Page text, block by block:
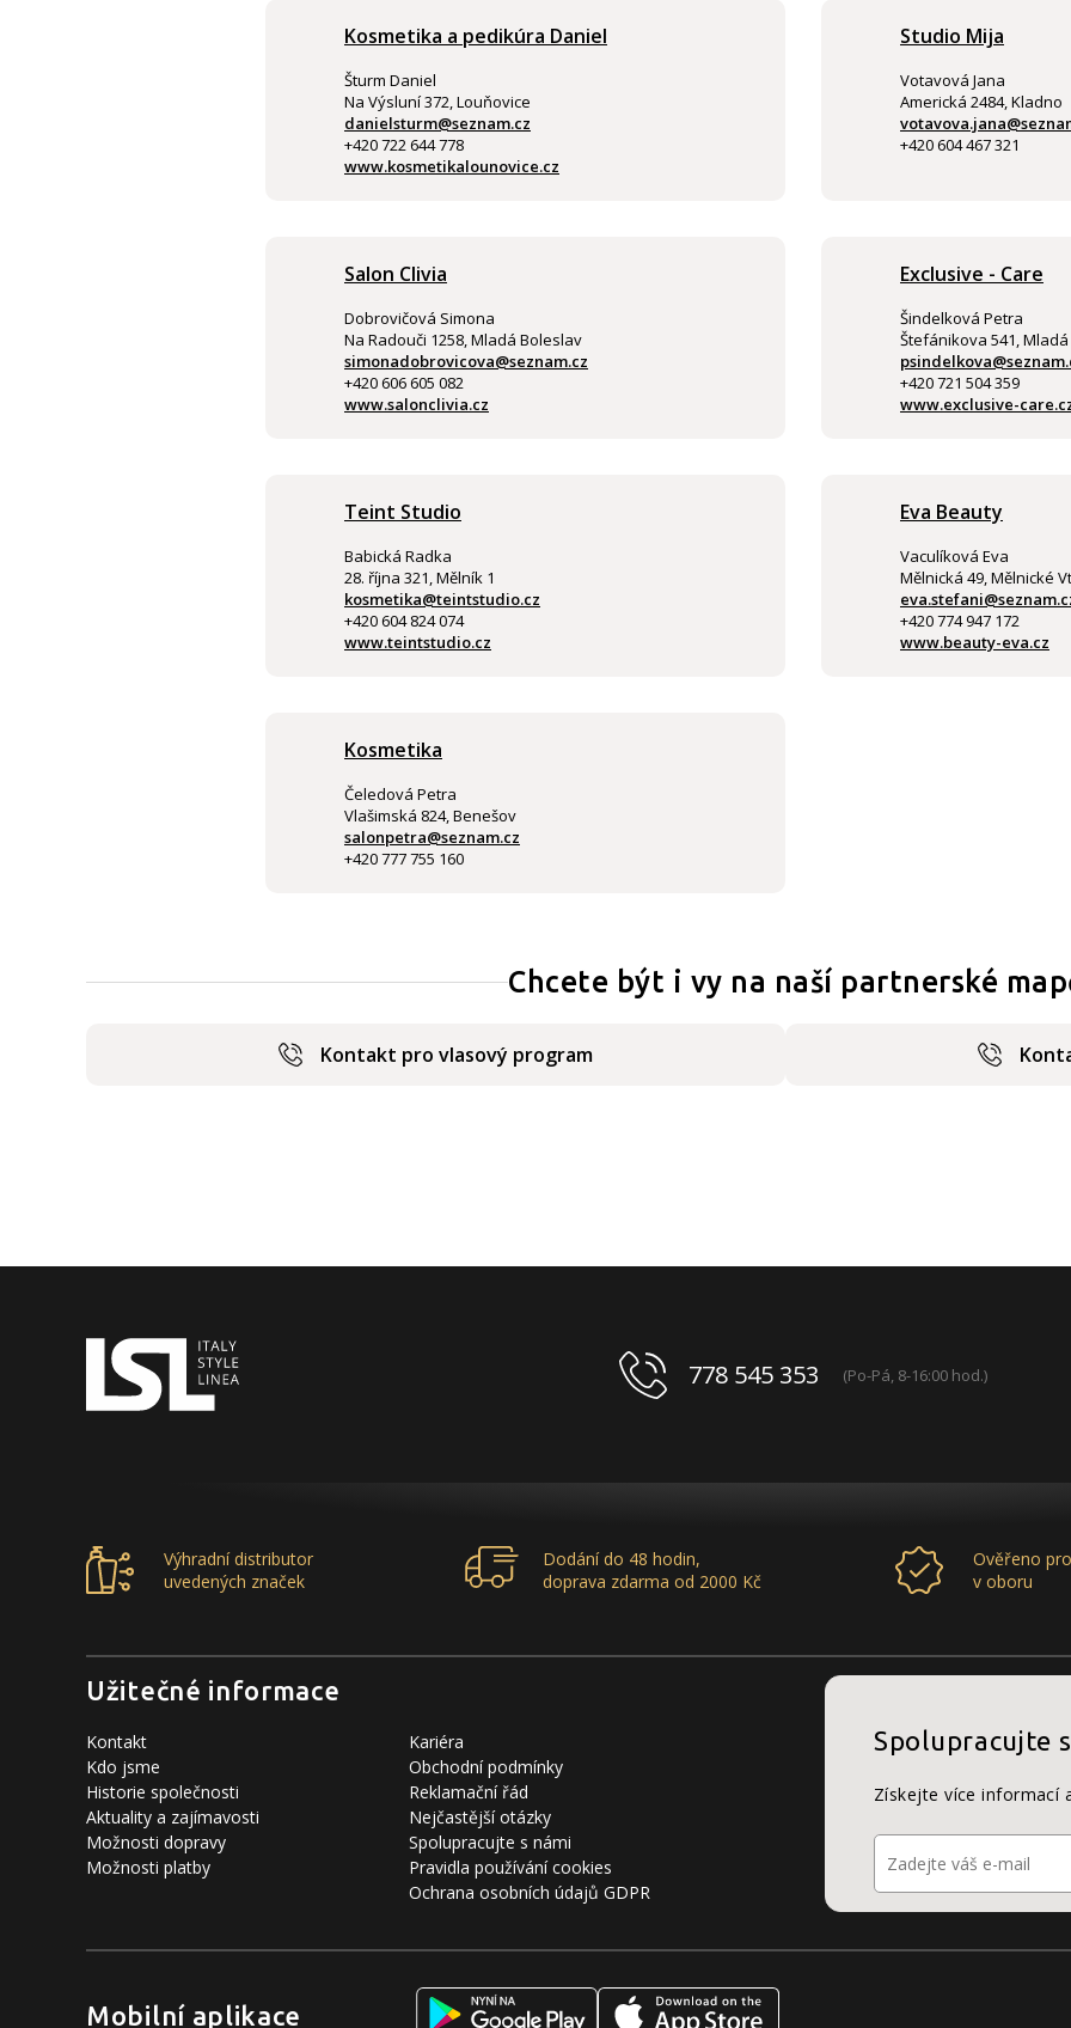
Kosmetika a pedikúra Daniel
Šturm Daniel
Na Výsluní 372, Louňovice
danielsturm@seznam.cz
+420 722 644 778
www.kosmetikalounovice.cz
Studio Mija
Votavová Jana
Americká 2484, Kladno
+420 604 467 321
Salon Clivia
Dobrovičová Simona
Na Radouči 1258, Mladá Boleslav
simonadobrovicova@seznam.cz
+420 606 605 082
www.salonclivia.cz
Exclusive - Care
Šindelková Petra
Štefánikova 541,
+420 721 504 359
www.exclusive-
Teint Studio
Babická Radka
28. října 321, Mělník 1
kosmetika@teintstudio.cz
+420 604 824 074
www.teintstudio.cz
Eva Beauty
Vaculíková Eva
Mělnická 49, Mělnické
+420 774 947 172
www.beauty-eva.cz
Kosmetika
Čeledová Petra
Vlašimská 824, Benešov
salonpetra@seznam.cz
+420 777 755 160
Chcete být i vy na naší partnerské
Kontakt pro vlasový program
778 545 353 (Po-Pá, 8-16:00 hod.)
Výhradní distributor
uvedených značek
Dodání do 48 hodin,
doprava zdarma od 2000 Kč
Ověřeno
v oboru
Užitečné informace
Kontakt
Kdo jsme
Historie společnosti
Aktuality a zajímavosti
Možnosti dopravy
Možnosti platby
Kariéra
Obchodní podmínky
Reklamační řád
Nejčastější otázky
Spolupracujte s námi
Pravidla používání cookies
Ochrana osobních údajů GDPR
Spolupracujte
Získejte více informací
Mobilní aplikace